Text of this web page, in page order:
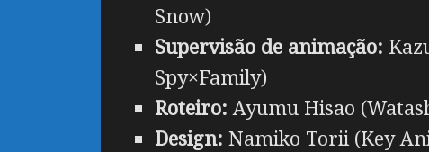
Snow)
Supervisão de animação:
Spy×Family)
Roteiro: Ayumu Hisao
Design: Namiko Torii (Key